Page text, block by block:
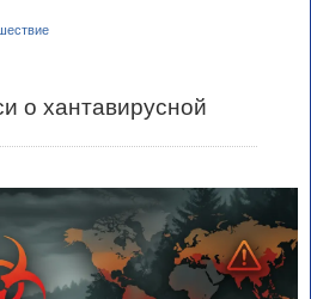
о хантавирусной